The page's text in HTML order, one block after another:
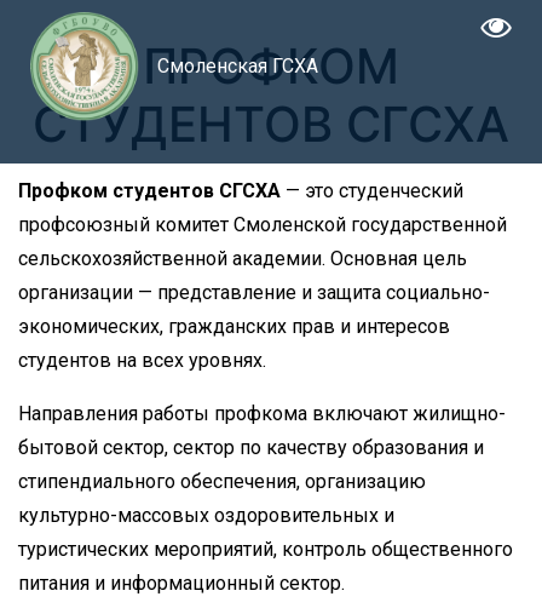
Смоленская ГСХА
ПРОФКОМ
СТУДЕНТОВ СГСХА
Профком студентов СГСХА — это студенческий
профсоюзный комитет Смоленской государственной
сельскохозяйственной академии. Основная цель
организации — представление и защита социально-
экономических, гражданских прав и интересов
студентов на всех уровнях.
Направления работы профкома включают жилищно-
бытовой сектор, сектор по качеству образования и
стипендиального обеспечения, организацию
культурно-массовых оздоровительных и
туристических мероприятий, контроль общественного
питания и информационный сектор.